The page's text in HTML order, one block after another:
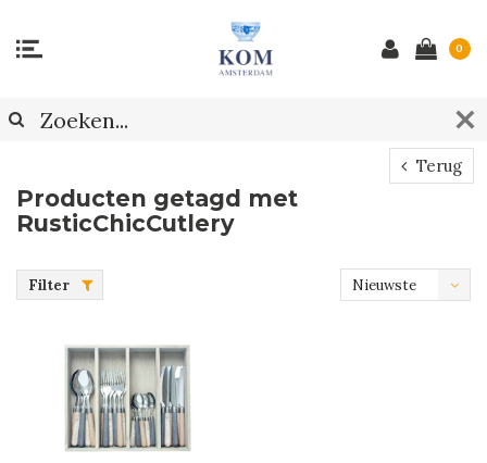
0
Terug
Producten getagd met
RusticChicCutlery
Filter
Nieuwste